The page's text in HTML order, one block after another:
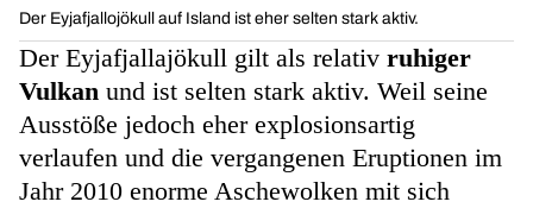
Der Eyjafjallojökull auf Island ist eher selten stark aktiv.
Der Eyjafjallajökull gilt als relativ ruhiger
Vulkan und ist selten stark aktiv. Weil seine
Ausstöße jedoch eher explosionsartig
verlaufen und die vergangenen Eruptionen im
Jahr 2010 enorme Aschewolken mit sich